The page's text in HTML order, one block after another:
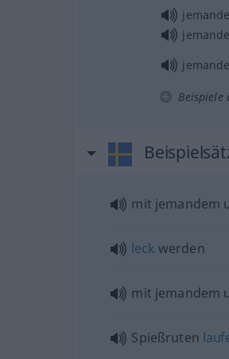
Beispiele
mit jemandem
leck werden
mit jemandem
Spießruten